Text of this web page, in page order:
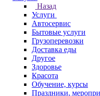
Назад
Услуги
Автосервис
Бытовые услуги
Грузоперевозки
Доставка еды
Другое
Здоровье
Красота
Обучение, курсы
Праздники,